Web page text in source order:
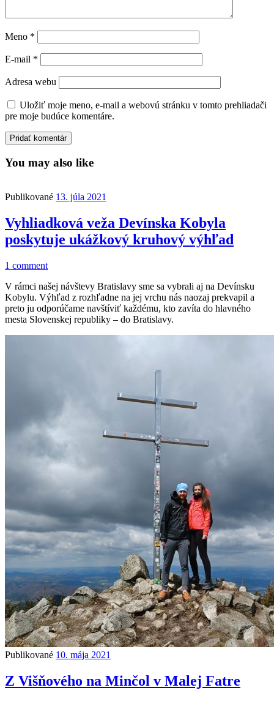
Meno *
E-mail *
Adresa webu
Uložiť moje meno, e-mail a webovú stránku v tomto prehliadači
pre moje budúce komentáre.
You may also like
Publikované 13. júla 2021
Vyhliadková veža Devínska Kobyla
poskytuje ukážkový kruhový výhľad
1 comment
V rámci našej návštevy Bratislavy sme sa vybrali aj na Devínsku
Kobylu. Výhľad z rozhľadne na jej vrchu nás naozaj prekvapil a
preto ju odporúčame navštíviť každému, kto zavíta do hlavného
mesta Slovenskej republiky – do Bratislavy.
Publikované 10. mája 2021
Z Višňového na Minčol v Malej Fatre